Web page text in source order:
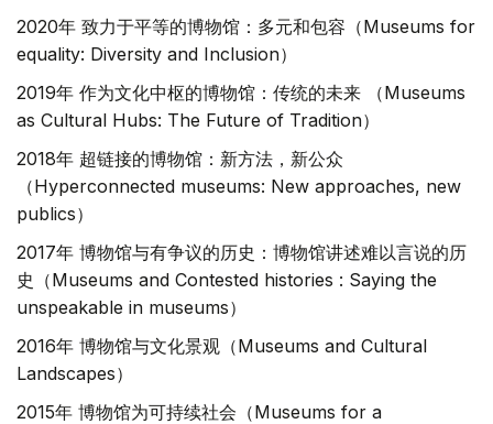
2020年 致力于平等的博物馆：多元和包容（Museums for
equality: Diversity and Inclusion）
2019年 作为文化中枢的博物馆：传统的未来 （Museums
as Cultural Hubs: The Future of Tradition）
2018年 超链接的博物馆：新方法，新公众
（Hyperconnected museums: New approaches, new
publics）
2017年 博物馆与有争议的历史：博物馆讲述难以言说的历
史（Museums and Contested histories : Saying the
unspeakable in museums）
2016年 博物馆与文化景观（Museums and Cultural
Landscapes）
2015年 博物馆为可持续社会（Museums for a